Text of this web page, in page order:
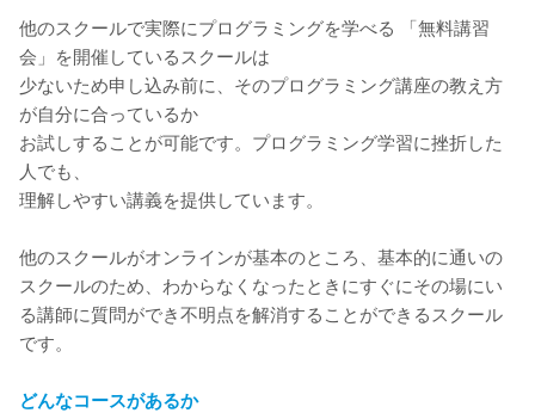
他のスクールで実際にプログラミングを学べる 「無料講習
会」を開催しているスクールは
少ないため申し込み前に、そのプログラミング講座の教え方
が自分に合っているか
お試しすることが可能です。プログラミング学習に挫折した
人でも、
理解しやすい講義を提供しています。
他のスクールがオンラインが基本のところ、基本的に通いの
スクールのため、わからなくなったときにすぐにその場にい
る講師に質問ができ不明点を解消することができるスクール
です。
どんなコースがあるか